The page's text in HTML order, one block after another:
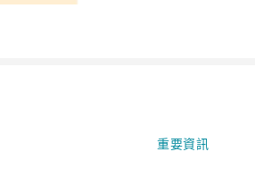
重要資訊